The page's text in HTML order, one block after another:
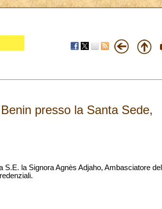
presso la Santa Sede,
la Signora Agnès Adjaho, Ambasciatore del